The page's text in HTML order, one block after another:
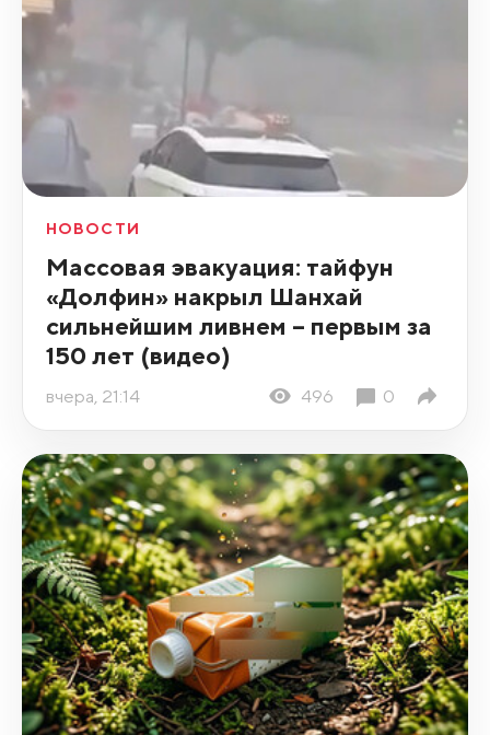
НОВОСТИ
Массовая эвакуация: тайфун
«Долфин» накрыл Шанхай
сильнейшим ливнем – первым за
150 лет (видео)
вчера, 21:14 496 0